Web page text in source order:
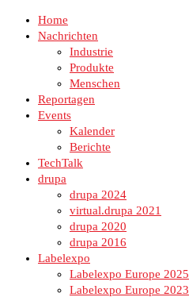
Home
Nachrichten
Industrie
Produkte
Menschen
Reportagen
Events
Kalender
Berichte
TechTalk
drupa
drupa 2024
virtual.drupa 2021
drupa 2020
drupa 2016
Labelexpo
Labelexpo Europe 2025
Labelexpo Europe 2023